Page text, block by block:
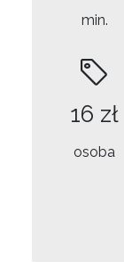
min.
16 zł
osoba